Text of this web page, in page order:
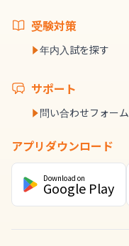
受験対策
年内入試を探す
サポート
問い合わせフォーム
アプリダウンロード
Download on
Google Play